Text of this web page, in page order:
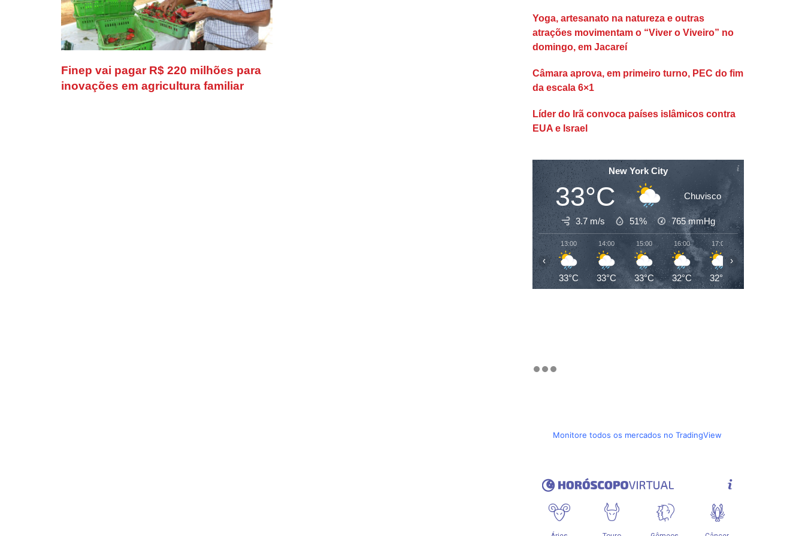
Finep vai pagar R$ 220 milhões para
inovações em agricultura familiar
Yoga, artesanato na natureza e outras
atrações movimentam o “Viver o Viveiro” no
domingo, em Jacareí
Câmara aprova, em primeiro turno, PEC do fim
da escala 6×1
Líder do Irã convoca países islâmicos contra
EUA e Israel
New York City
33°C Chuvisco
3.7 m/s 51% 765mmHg
13:00
33°C
14:00
33°C
15:00
33°C
16:00
32°C
17:00
32°C
‹ ›
Monitore todos os mercados no TradingView